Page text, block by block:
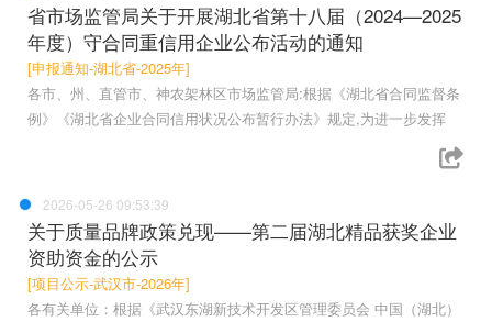
省市场监管局关于开展湖北省第十八届（2024—2025
年度）守合同重信用企业公布活动的通知
[申报通知-湖北省-2025年]
各市、州、直管市、神农架林区市场监管局:根据《湖北省合同监督条
例》《湖北省企业合同信用状况公布暂行办法》规定,为进一步发挥
2026-05-26 09:53:39
关于质量品牌政策兑现——第二届湖北精品获奖企业
资助资金的公示
[项目公示-武汉市-2026年]
各有关单位：根据《武汉东湖新技术开发区管理委员会 中国（湖北）